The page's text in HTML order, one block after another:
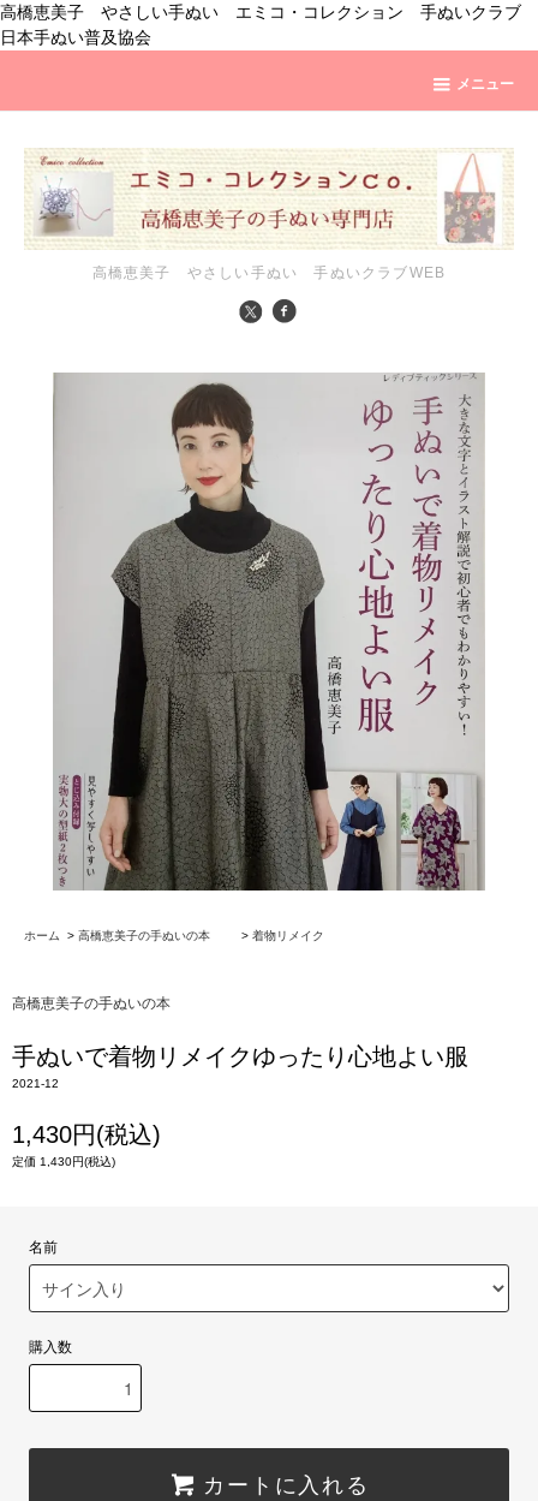
高橋恵美子 やさしい手ぬい エミコ・コレクション 手ぬいクラブ
日本手ぬい普及協会
メニュー
高橋恵美子 やさしい手ぬい 手ぬいクラブWEB
ホーム > 高橋恵美子の手ぬいの本 > 着物リメイク
高橋恵美子の手ぬいの本
手ぬいで着物リメイクゆったり心地よい服
2021-12
1,430円(税込)
定価 1,430円(税込)
名前
購入数
カートに入れる